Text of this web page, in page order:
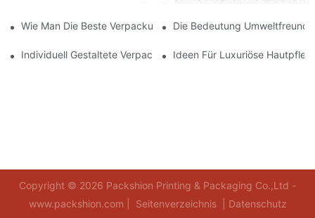
Wie Man Die Beste Verpackung Für Hautpflegeprodukte Zum
Die Bedeutung
Individuell Gestaltete Verpackungen Für Hautpflegeprodukte,
Ideen Für Luxuriöse
Copyright © 2026 Packshion Printing & Packaging Co.,Ltd -
www.packshion.com |
Seitenverzeichnis
Datenschutz